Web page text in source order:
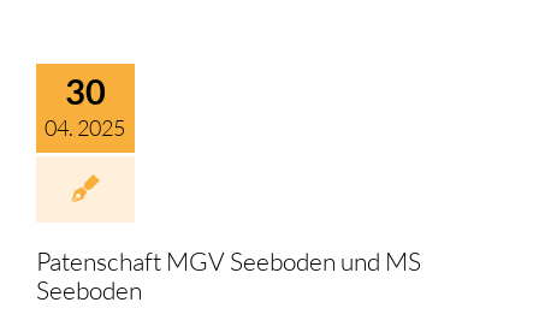
30
04. 2025
Patenschaft MGV Seeboden und MS
Seeboden